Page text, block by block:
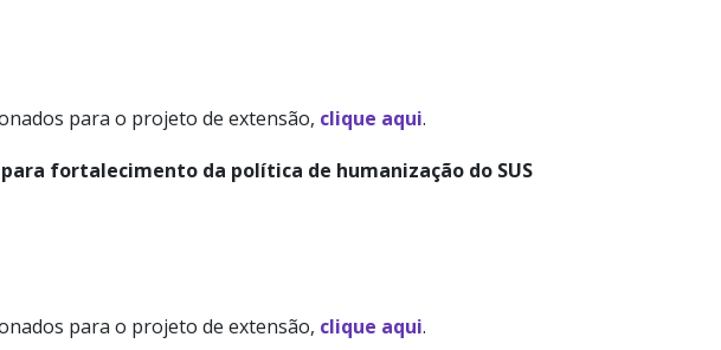
para o projeto de extensão, clique aqui.
fortalecimento da política de humanização do SUS
para o projeto de extensão, clique aqui.